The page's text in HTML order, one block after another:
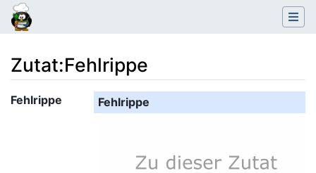
Zutat:Fehlrippe
Wechseln zu: Navigation,Suche
Fehlrippe
Fehlrippe